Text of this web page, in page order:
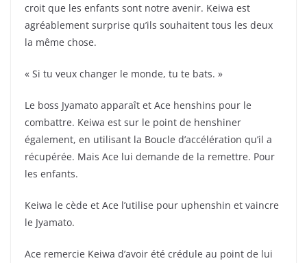
croit que les enfants sont notre avenir. Keiwa est
agréablement surprise qu’ils souhaitent tous les deux
la même chose.
« Si tu veux changer le monde, tu te bats. »
Le boss Jyamato apparaît et Ace henshins pour le
combattre. Keiwa est sur le point de henshiner
également, en utilisant la Boucle d’accélération qu’il a
récupérée. Mais Ace lui demande de la remettre. Pour
les enfants.
Keiwa le cède et Ace l’utilise pour uphenshin et vaincre
le Jyamato.
Ace remercie Keiwa d’avoir été crédule au point de lui